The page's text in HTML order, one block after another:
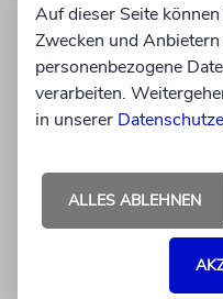
Wegen
Irisches
kann nicht
Auf dieser Seite
Zwecken und
personenbezogene
verarbeiten.
in unserer
ALLES ABLEHNEN